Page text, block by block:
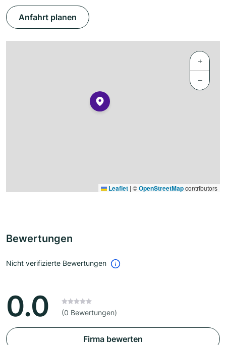
Anfahrt planen
+
−
Leaflet | ©OpenStreetMapcontributors
Bewertungen
Nicht verifizierte Bewertungen
0.0 (0 Bewertungen)
Firma bewerten